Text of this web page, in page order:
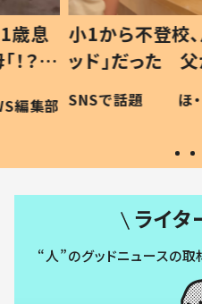
歳息
？」
編集部
小1から不登校
ッド」だった
作り続ける理
#令和の子
SNSで話題 ほ
ライタ
“人”のグッドニュースの取